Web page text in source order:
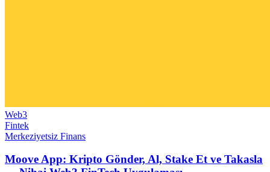
Web3
Fintek
Merkeziyetsiz Finans
Moove App: Kripto Gönder, Al, Stake Et ve Takasla